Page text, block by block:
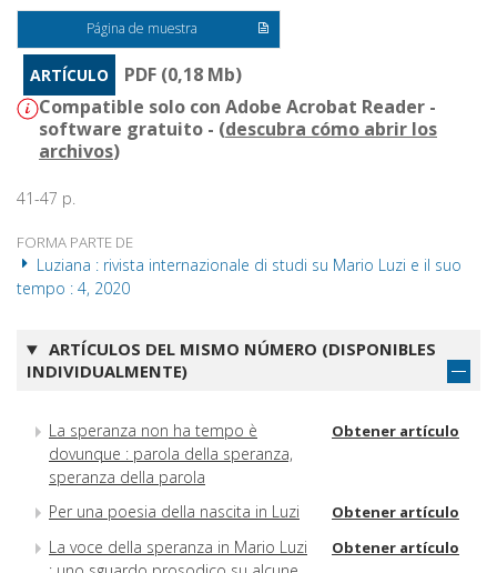
Página de muestra
ARTÍCULO
PDF (0,18 Mb)
Compatible solo con Adobe Acrobat Reader -
software gratuito - (descubra cómo abrir los
archivos)
41-47 p.
FORMA PARTE DE
Luziana : rivista internazionale di studi su Mario Luzi e il suo
tempo : 4, 2020
ARTÍCULOS DEL MISMO NÚMERO (DISPONIBLES
INDIVIDUALMENTE)
La speranza non ha tempo è
dovunque : parola della speranza,
speranza della parola
Obtener artículo
Per una poesia della nascita in Luzi Obtener artículo
La voce della speranza in Mario Luzi
Obtener artículo